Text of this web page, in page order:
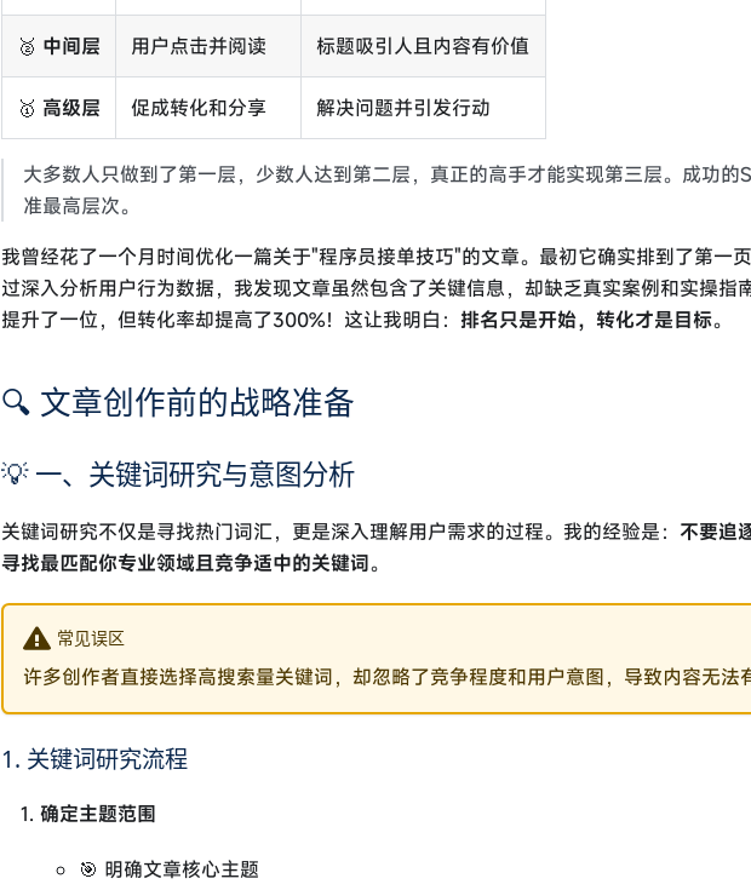
🥈 中间层 用户点击并阅读 标题吸引人且内容有价值
🥇 高级层 促成转化和分享 解决问题并引发行动
大多数人只做到了第一层，少数人达到第二层，真正的高手才能实现第三层。成功的
准最高层次。
我曾经花了一个月时间优化一篇关于"程序员接单技巧"的文章。最初它确实排到了第一
过深入分析用户行为数据，我发现文章虽然包含了关键信息，却缺乏真实案例和实操指
提升了一位，但转化率却提高了300%！这让我明白： 排名只是开始，转化才是目标。
🔍 文章创作前的战略准备
💡 一、关键词研究与意图分析
关键词研究不仅是寻找热门词汇，更是深入理解用户需求的过程。我的经验是： 不要追
寻找最匹配你专业领域且竞争适中的关键词。
常见误区
许多创作者直接选择高搜索量关键词，却忽略了竞争程度和用户意图，导致内容无法
1. 关键词研究流程
确定主题范围
🎯 明确文章核心主题